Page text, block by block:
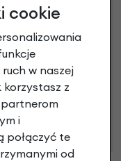
w rozumieniu art.
o warunkach
po ocenie
cookie
w naszej
z
i
połączyć te
od